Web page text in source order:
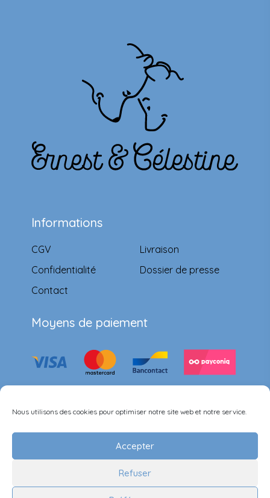
Nous utilisons des cookies pour optimiser notre site web et notre service.
Accepter
Refuser
Informations
CGV
Confidentialité
Contact
Livraison
Dossier de presse
Moyens de paiement
©Ernest & Célestine all rights reserved.